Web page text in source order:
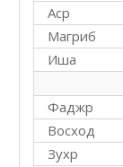
Аср
Магриб
Иша
Фаджр
Восход
Зухр